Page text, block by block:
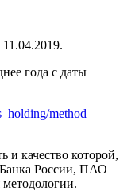
года с даты
method
качество которой,
России, ПАО